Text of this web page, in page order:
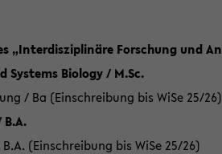
„Interdisziplinäre Forschung und
Systems Biology / M.Sc.
/ Ba (Einschreibung bis WiSe 25/26)
(Einschreibung bis WiSe 25/26)